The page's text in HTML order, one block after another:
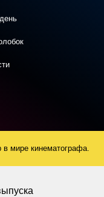
мире кинематографа.